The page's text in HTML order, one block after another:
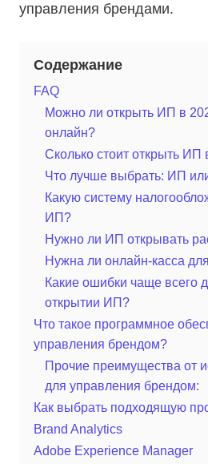
управления брендами.
Содержание
FAQ
Можно ли открыть ИП в
онлайн?
Сколько стоит открыть ИП
Что лучше выбрать: ИП
Какую систему
ИП?
Нужно ли ИП открывать
Нужна ли онлайн-касса
Какие ошибки чаще всего
открытии ИП?
Что такое программное
управления брендом?
Прочие преимущества от
для управления брендом:
Как выбрать подходящую
Brand Analytics
Adobe Experience Manager